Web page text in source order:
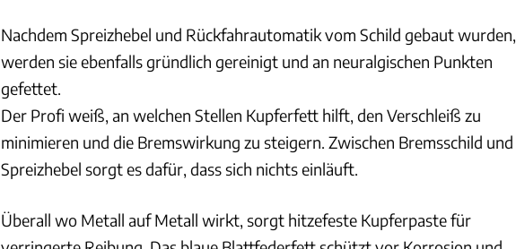
Nachdem Spreizhebel und Rückfahrautomatik vom Schild gebaut wurden,
werden sie ebenfalls gründlich gereinigt und an neuralgischen Punkten
gefettet.
Der Profi weiß, an welchen Stellen Kupferfett hilft, den Verschleiß zu
minimieren und die Bremswirkung zu steigern. Zwischen Bremsschild und
Spreizhebel sorgt es dafür, dass sich nichts einläuft.
Überall wo Metall auf Metall wirkt, sorgt hitzefeste Kupferpaste für